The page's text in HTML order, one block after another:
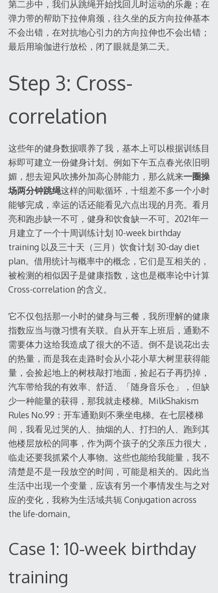
第二步中，我们从跳绳开始找回儿时运动的乐趣；在
弹力带的帮助下拉伸肩颈，往久坐的反方向拉伸基本
不会出错，在对抗地心引力的方向拉伸也不会出错；
最后用瑜伽进行放松，闭了眼就是第二天。
Step 3: Cross-
correlation
这些年的健身数据喂养了我，基本上可以根据训练目
标即可建立一份健身计划。例如下午五点春光依旧明
媚，想去迎风吹拂外加高心肺能力，那么就来一圈操
场两分钟跳绳这样的间歇循环，十组差不多一个小时
能够完成，幸运的话还能看见六点出现的月亮。看月
亮和跑步缺一不可，健身和饮食缺一不可。2021年一
月建立了一个十周训练计划 10-week birthday
training 以及三十天（三月）饮食计划 30-day diet
plan。借用统计与概率中的概念，它们是互相关的，
被检测的相似因子是健康指数，这也是概率论中计算
Cross-correlation 的含义。
它不仅包括那一小时的健身与三餐，我所理解的健康
指数应当与微习惯有关联。自从开车上班后，通勤不
需要体力这给我造成了很大的不适。倒不是说花出去
的热量，而是我在走路时会从小花小草大树里获得能
量，会捡起地上的树枝敲打地面，捡起石子再扔掉，
汽车带给我的有效率、舒适、「随身音乐仓」，但缺
少一种能量的获得，那我就走楼梯。MilkShakism
Rules No.99：开车通勤则不乘坐电梯。在七层楼梯
间，我看见过哭的人、抽烟的人、打扫的人、跑到其
他楼层放松的同事，作为两个孩子的父亲压力很大，
临走还要我抓紧个人事物。这些也能给我能量，我不
清楚是不是一段放空的时间，可能是相关的。因此当
生活中出现一个变量，应该有另一个事情发生与之对
应的变化，我称为生活域共轭 Conjugation across
the life-domain。
Case 1: 10-week birthday
training